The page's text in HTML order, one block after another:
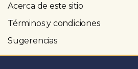
Acerca de este sitio
Términos y condiciones
Sugerencias